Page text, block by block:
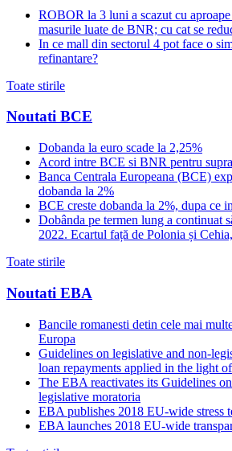
ROBOR la 3 luni a scazut cu
masurile luate de BNR; cu cat se
In ce mall din sectorul 4 pot face o
refinantare?
Toate stirile
Noutati BCE
Dobanda la euro scade la 2,25%
Acord intre BCE si BNR pentru
Banca Centrala Europeana (BCE)
dobanda la 2%
BCE creste dobanda la 2%, dupa ce
Dobânda pe termen lung a continuat
2022. Ecartul față de Polonia și
Toate stirile
Noutati EBA
Bancile romanesti detin cele mai
Europa
Guidelines on legislative and non-
loan repayments applied in the light
The EBA reactivates its Guidelines
legislative moratoria
EBA publishes 2018 EU-wide stress
EBA launches 2018 EU-wide